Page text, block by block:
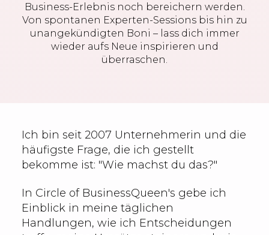
Business-Erlebnis noch bereichern werden.
Von spontanen Experten-Sessions bis hin zu
unangekündigten Boni – lass dich immer
wieder aufs Neue inspirieren und
überraschen.
Ich bin seit 2007 Unternehmerin und die
häufigste Frage, die ich gestellt
bekomme ist: "Wie machst du das?"
In Circle of BusinessQueen's gebe ich
Einblick in meine täglichen
Handlungen, wie ich Entscheidungen